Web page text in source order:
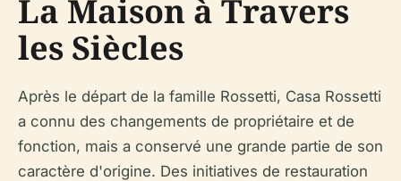
La Maison à Travers
les Siècles
Après le départ de la famille Rossetti, Casa Rossetti
a connu des changements de propriétaire et de
fonction, mais a conservé une grande partie de son
caractère d'origine. Des initiatives de restauration